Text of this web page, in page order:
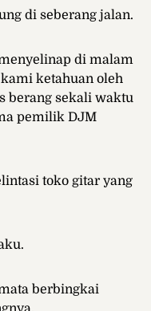
di seberang jalan.
di malam
ketahuan oleh
berang sekali waktu
pemilik DJM
toko gitar yang
berbingkai